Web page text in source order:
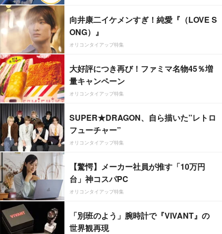
向井康二イケメンすぎ！純愛『（LOVE S
ONG）』
オリコンタイアップ特集
大好評につき再び！ファミマ名物45％増
量キャンペーン
オリコンタイアップ特集
SUPER★DRAGON、自ら描いた”レトロ
フューチャー”
オリコンタイアップ特集
【驚愕】メーカー社員が推す「10万円
台」神コスパPC
オリコンタイアップ特集
「別班のよう」腕時計で『VIVANT』の
世界観再現